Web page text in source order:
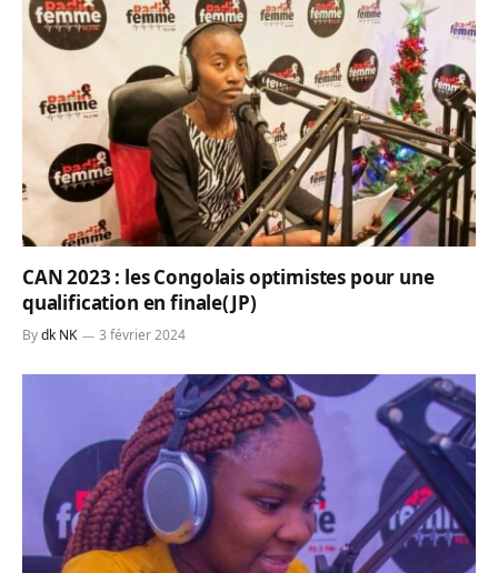
CAN 2023 : les Congolais optimistes pour une
qualification en finale(JP)
Bydk NK 3 février 2024